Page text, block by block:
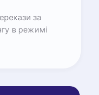
за
в режимі